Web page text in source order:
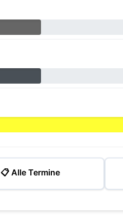
📋 Alle Termine